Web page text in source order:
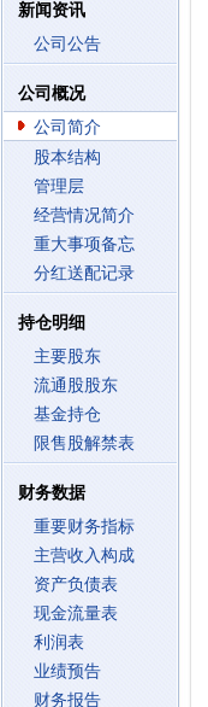
新闻资讯
公司公告
公司概况
公司简介
股本结构
管理层
经营情况简介
重大事项备忘
分红送配记录
持仓明细
主要股东
流通股股东
基金持仓
限售股解禁表
财务数据
重要财务指标
主营收入构成
资产负债表
现金流量表
利润表
业绩预告
财务报告